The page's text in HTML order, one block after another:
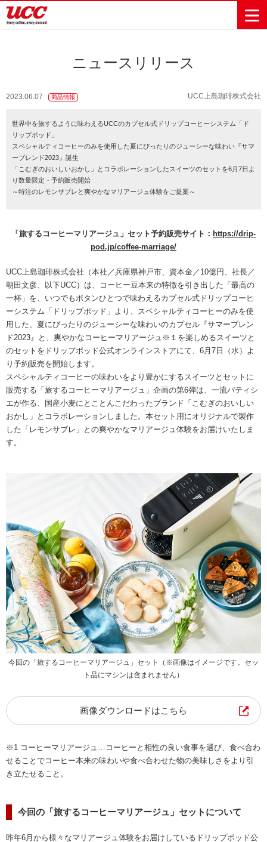
レギュラーコ
ーヒー
インスタント
コーヒー
ドリップポッ
コーヒーギフ
おいしいコー
ヒーの淹れ方
コーヒー百科
UCCのコーヒ
UCCコーヒー
博物館
UCCコーヒー
アカデミー
東京ディズニ
カフェのお仕
Sustainability
サステナビ
ョン
人々を豊かに
ルなコーヒ
ー調達
リティ教育
コーヒー×
健康
自然を豊かに
カーボンニ
ネイチャー
ポジティブ
サーキュラ
ーエコノミ
直営農園
ジャマイカ
Sustainability
サステナビ
リティレポ
ート
会社案内
セージ
パーパス
ー
ジ
企業概要
沿革
ニュースリ
リース
事業内容
連事業
業務用サー
外食事業
地域・戦略
事業
海外事業
グループサ
ポート
UCCの活動
リティ
採用活動
ウェブマガ
ニュースリリース
2023.06.07 商品情報 UCC上島珈琲株式会社
世界中を旅するように味わえるUCCのカプセル式ドリップコーヒーシステム「ド
リップポッド」
スペシャルティコーヒーのみを使用した夏にぴったりのジューシーな味わい『サマ
ーブレンド2023』誕生
「こむぎのおいしいおかし」とコラボレーションしたスイーツのセットを6月7日よ
り数量限定・予約販売開始
～特注のレモンサブレと爽やかなマリアージュ体験をご提案～
「旅するコーヒーマリアージュ」セット予約販売サイト： https://drip-
pod.jp/coffee-marriage/
UCC上島珈琲株式会社（本社／兵庫県神戸市、資本金／10億円、社長／
朝田文彦、以下UCC）は、コーヒー豆本来の特徴を引き出した「最高の
一杯」を、いつでもボタンひとつで味わえるカプセル式ドリップコーヒ
ーシステム「ドリップポッド」より、スペシャルティコーヒーのみを使
用した、夏にぴったりのジューシーな味わいのカプセル『サマーブレン
ド2023』と、爽やかなコーヒーマリアージュ※１を楽しめるスイーツと
のセットをドリップポッド公式オンラインストアにて、6月7日（水）よ
り予約販売を開始します。
スペシャルティコーヒーの味わいをより豊かにするスイーツとセットに
販売する「旅するコーヒーマリアージュ」企画の第6弾は、一流パティシ
エが作る、国産小麦にとことんこだわったブランド「こむぎのおいしい
おかし」とコラボレーションしました。本セット用にオリジナルで製作
した「レモンサブレ」との爽やかなマリアージュ体験をお届けいたしま
す。
今回の「旅するコーヒーマリアージュ」セット（※画像はイメージです。セッ
ト品にマシンは含まれません）
画像ダウンロードはこちら
※1 コーヒーマリアージュ…コーヒーと相性の良い食事を選び、食べ合わ
せることでコーヒー本来の味わいや食べ合わせた物の美味しさをより引
き立たせること。
今回の「旅するコーヒーマリアージュ」セットについて
昨年6月から様々なマリアージュ体験をお届けしているドリップポッド公